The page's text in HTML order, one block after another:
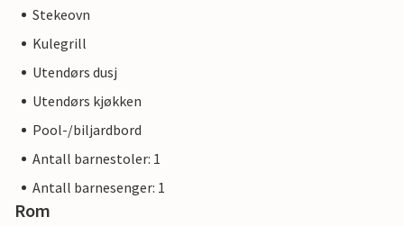
Stekeovn
Kulegrill
Utendørs dusj
Utendørs kjøkken
Pool-/biljardbord
Antall barnestoler: 1
Antall barnesenger: 1
Rom